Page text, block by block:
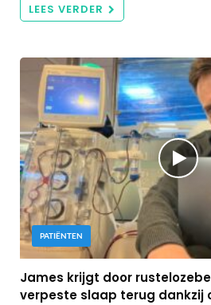
LEES VERDER
PATIËNTEN
James krijgt door
verpeste slaap terug dankzij